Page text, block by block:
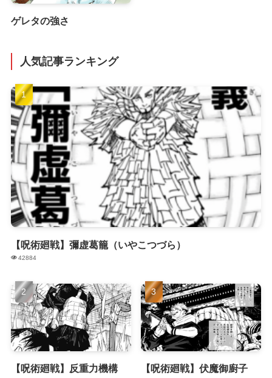
ゲレタの強さ
人気記事ランキング
【呪術廻戦】彌虚葛籠（いやこつづら）
42884
【呪術廻戦】反重力機構
【呪術廻戦】伏魔御廚子